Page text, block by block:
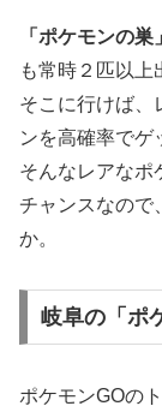
「ポケモンの巣」
も常時２匹以上
そこに行けば、
ンを高確率でゲ
そんなレアなポ
チャンスなので
か。
岐阜の「ポ
ポケモンGOの